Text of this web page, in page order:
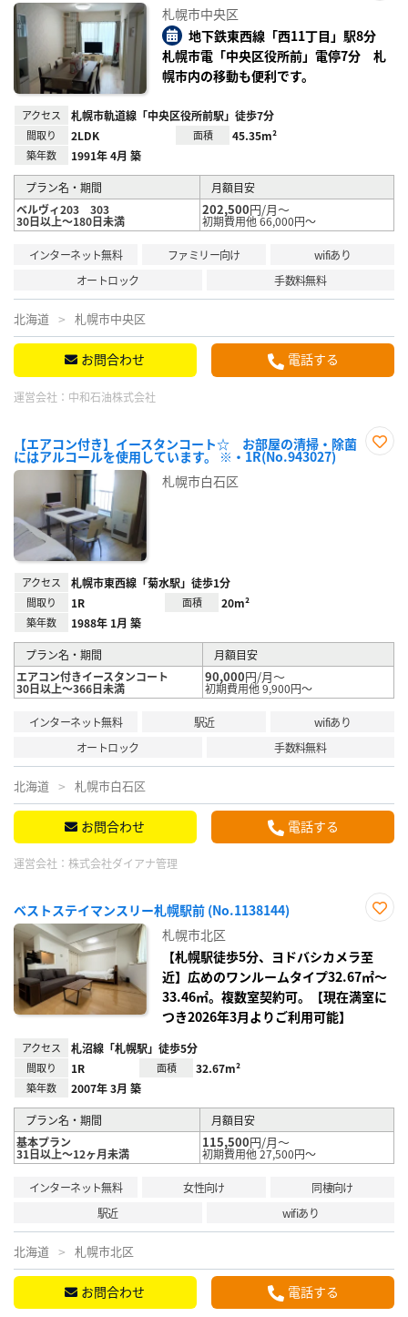
り登
録
札幌市中央区
地下鉄東西線「西11丁目」駅8分
札幌市電「中央区役所前」電停7分 札
幌市内の移動も便利です。
アクセス 札幌市軌道線「中央区役所前駅」徒歩7分
間取り 2LDK 面積 45.35m²
築年数 1991年 4月 築
プラン名・期間
月額目安
ベルヴィ203 303
30日以上～180日未満
202,500円/月～
初期費用他 66,000円～
インターネット無料 ファミリー向け
wifiあり
オートロック
手数料無料
北海道 札幌市中央区
お問合わせ 電話する
運営会社： 中和石油株式会社
【エアコン付き】イースタンコート☆ お部屋の清掃・除菌
にはアルコールを使用しています。 ※・1R(No.943027)
札幌市白石区
アクセス 札幌市東西線「菊水駅」徒歩1分
間取り 1R 面積 20m²
築年数 1988年 1月 築
プラン名・期間
月額目安
エアコン付きイースタンコート
30日以上～366日未満
90,000円/月～
初期費用他 9,900円～
インターネット無料 駅近
wifiあり
オートロック
手数料無料
北海道 札幌市白石区
お問合わせ 電話する
運営会社： 株式会社ダイアナ管理
ベストステイマンスリー札幌駅前 (No.1138144)
り登
録
札幌市北区
【札幌駅徒歩5分、ヨドバシカメラ至
近】広めのワンルームタイプ32.67㎡～
33.46㎡。複数室契約可。【現在満室に
つき2026年3月よりご利用可能】
アクセス 札沼線「札幌駅」徒歩5分
間取り 1R 面積 32.67m²
築年数 2007年 3月 築
プラン名・期間
月額目安
基本プラン
31日以上～12ヶ月未満
115,500円/月～
初期費用他 27,500円～
インターネット無料 女性向け
同棲向け
駅近
wifiあり
北海道 札幌市北区
お問合わせ 電話する